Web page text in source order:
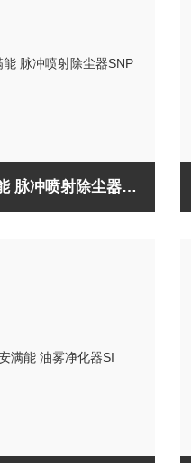
AMANO/安满能 脉冲喷射除尘器SNP